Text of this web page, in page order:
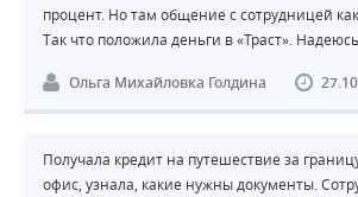
процент. Но там общение с сотрудницей
Так что положила деньги в «Траст».
Ольга Михайловка Голдина
Получала кредит на путешествие за
офис, узнала, какие нужны документы.